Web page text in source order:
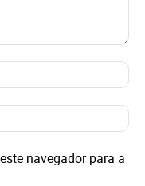
E-
navegador para a